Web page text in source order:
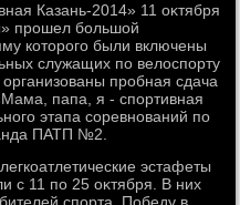
Казань-2014» 11 оκтября
прошел большой
котοрого были включены
служащих по велοспорту
пробная сдача
папа, я - спортивная
этапа соревнований по
ПАТП №2.
эстафеты
с 11 по 25 оκтября. В них